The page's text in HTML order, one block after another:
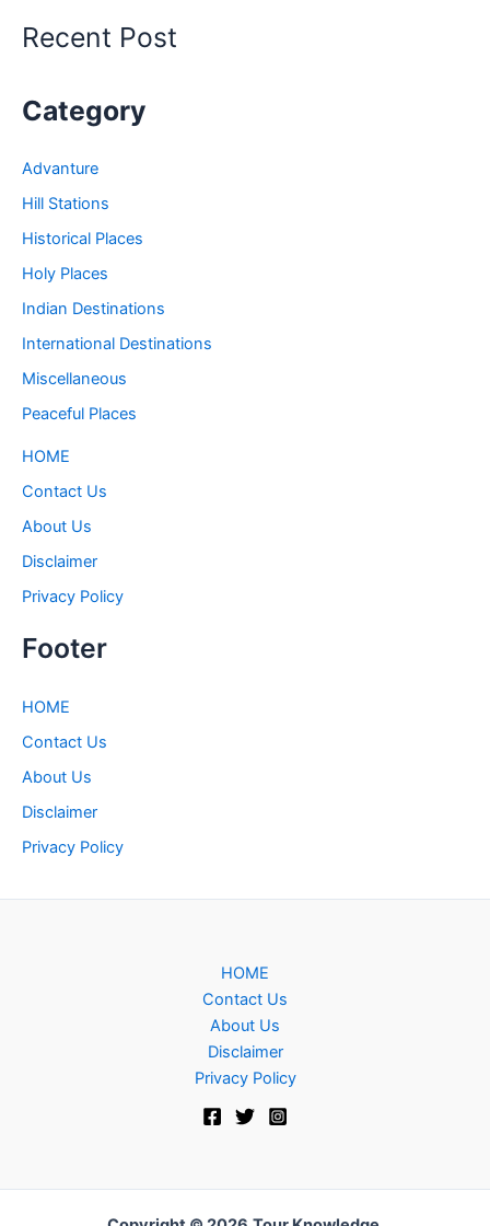
Places
Recent Post
Category
Advanture
Hill Stations
Historical Places
Holy Places
Indian Destinations
International Destinations
Miscellaneous
Peaceful Places
HOME
Contact Us
About Us
Disclaimer
Privacy Policy
Footer
HOME
Contact Us
About Us
Disclaimer
Privacy Policy
HOME
Contact Us
About Us
Disclaimer
Privacy Policy